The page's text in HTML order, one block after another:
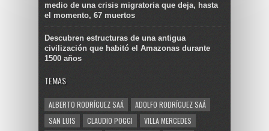
medio de una crisis migratoria que deja, hasta
el momento, 67 muertos
Descubren estructuras de una antigua
civilización que habitó el Amazonas durante
1500 años
TEMAS
ALBERTO RODRÍGUEZ SAÁ
ADOLFO RODRÍGUEZ SAÁ
SAN LUIS
CLAUDIO POGGI
VILLA MERCEDES